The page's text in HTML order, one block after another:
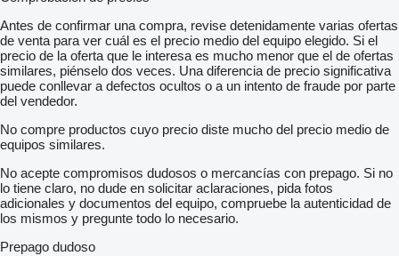
Antes de confirmar una compra, revise detenidamente varias ofertas
de venta para ver cuál es el precio medio del equipo elegido. Si el
precio de la oferta que le interesa es mucho menor que el de ofertas
similares, piénselo dos veces. Una diferencia de precio significativa
puede conllevar a defectos ocultos o a un intento de fraude por parte
del vendedor.
No compre productos cuyo precio diste mucho del precio medio de
equipos similares.
No acepte compromisos dudosos o mercancías con prepago. Si no
lo tiene claro, no dude en solicitar aclaraciones, pida fotos
adicionales y documentos del equipo, compruebe la autenticidad de
los mismos y pregunte todo lo necesario.
Prepago dudoso